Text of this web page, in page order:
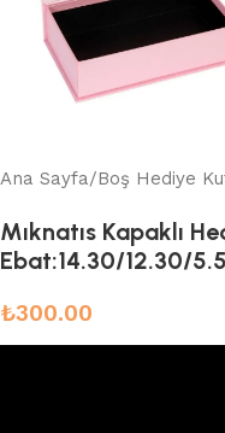
Ana Sayfa/Boş Hediye
Mıknatıs Kapaklı
Ebat:14.30/12.30/
₺300.00